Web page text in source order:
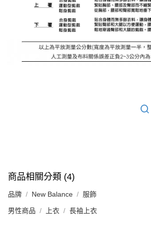
商品相關分類 (4)
品牌 New Balance 服飾
男性商品 上衣 長袖上衣